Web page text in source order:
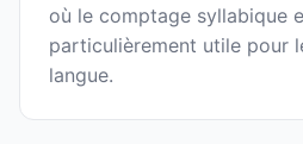
où le comptage syllabique
particulièrement utile pour
langue.